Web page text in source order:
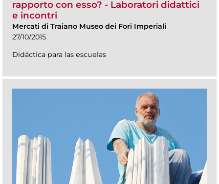
rapporto con esso? - Laboratori didattici
e incontri
Mercati di Traiano Museo dei Fori Imperiali
27/10/2015
Didáctica para las escuelas